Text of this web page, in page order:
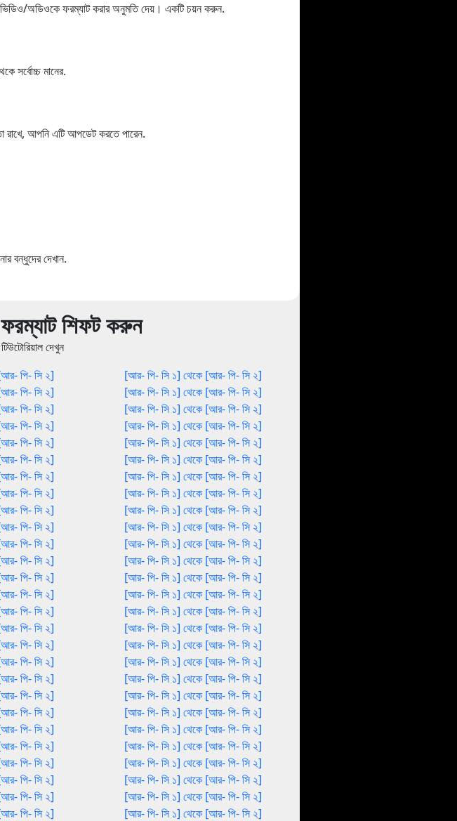
অডিওকে ফরম্যাট করার অনুমতি দেয়। একটি চয়ন করুন.
সর্বোচ্চ মানের.
রাখে, আপনি এটি আপডেট করতে পারেন.
বন্ধুদের দেখান.
ফরম্যাট শিফট করুন
দেখুন
পি- সি ২]
পি- সি ২]
পি- সি ২]
পি- সি ২]
পি- সি ২]
পি- সি ২]
পি- সি ২]
পি- সি ২]
পি- সি ২]
পি- সি ২]
পি- সি ২]
পি- সি ২]
পি- সি ২]
পি- সি ২]
পি- সি ২]
পি- সি ২]
পি- সি ২]
পি- সি ২]
পি- সি ২]
পি- সি ২]
পি- সি ২]
পি- সি ২]
পি- সি ২]
পি- সি ২]
পি- সি ২]
পি- সি ২]
পি- সি ২]
[আর- পি- সি ১] থেকে [আর- পি- সি ২]
[আর- পি- সি ১] থেকে [আর- পি- সি ২]
[আর- পি- সি ১] থেকে [আর- পি- সি ২]
[আর- পি- সি ১] থেকে [আর- পি- সি ২]
[আর- পি- সি ১] থেকে [আর- পি- সি ২]
[আর- পি- সি ১] থেকে [আর- পি- সি ২]
[আর- পি- সি ১] থেকে [আর- পি- সি ২]
[আর- পি- সি ১] থেকে [আর- পি- সি ২]
[আর- পি- সি ১] থেকে [আর- পি- সি ২]
[আর- পি- সি ১] থেকে [আর- পি- সি ২]
[আর- পি- সি ১] থেকে [আর- পি- সি ২]
[আর- পি- সি ১] থেকে [আর- পি- সি ২]
[আর- পি- সি ১] থেকে [আর- পি- সি ২]
[আর- পি- সি ১] থেকে [আর- পি- সি ২]
[আর- পি- সি ১] থেকে [আর- পি- সি ২]
[আর- পি- সি ১] থেকে [আর- পি- সি ২]
[আর- পি- সি ১] থেকে [আর- পি- সি ২]
[আর- পি- সি ১] থেকে [আর- পি- সি ২]
[আর- পি- সি ১] থেকে [আর- পি- সি ২]
[আর- পি- সি ১] থেকে [আর- পি- সি ২]
[আর- পি- সি ১] থেকে [আর- পি- সি ২]
[আর- পি- সি ১] থেকে [আর- পি- সি ২]
[আর- পি- সি ১] থেকে [আর- পি- সি ২]
[আর- পি- সি ১] থেকে [আর- পি- সি ২]
[আর- পি- সি ১] থেকে [আর- পি- সি ২]
[আর- পি- সি ১] থেকে [আর- পি- সি ২]
[আর- পি- সি ১] থেকে [আর- পি- সি ২]